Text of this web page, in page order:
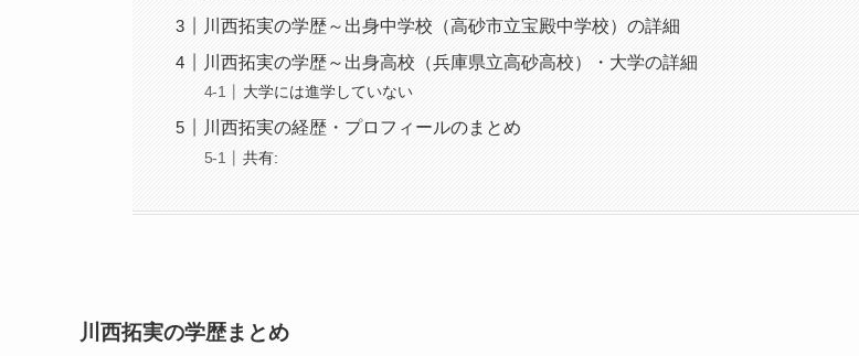
川西拓実の学歴～出身中学校（高砂市立宝殿中学校）の詳細
川西拓実の学歴～出身高校（兵庫県立高砂高校）・大学の詳細
大学には進学していない
川西拓実の経歴・プロフィールのまとめ
共有:
川西拓実の学歴まとめ